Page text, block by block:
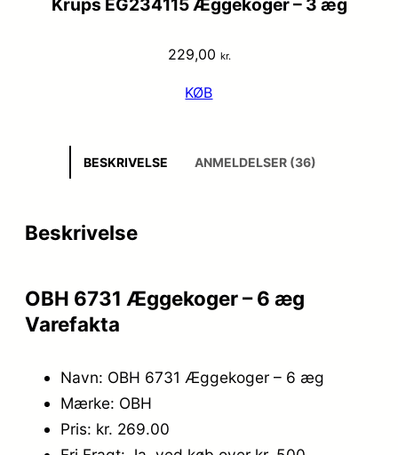
229,00 kr.
KØB
BESKRIVELSE ANMELDELSER (36)
Beskrivelse
OBH 6731 Æggekoger – 6 æg
Varefakta
Navn: OBH 6731 Æggekoger – 6 æg
Mærke: OBH
Pris: kr. 269.00